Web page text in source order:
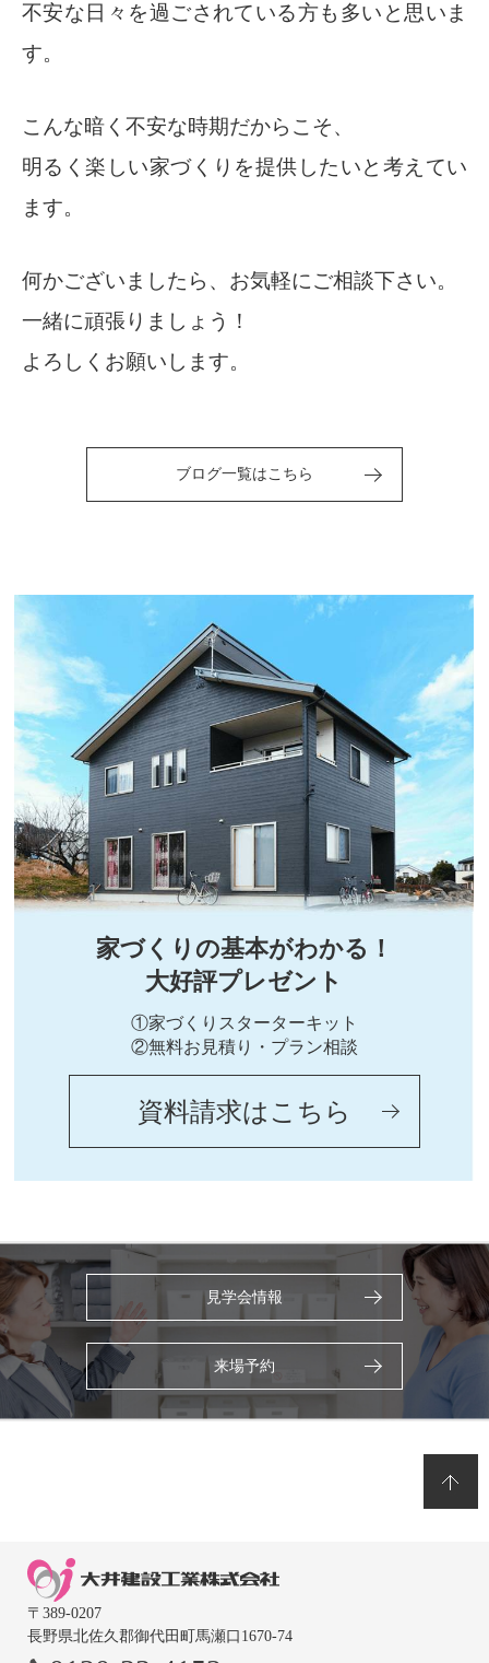
不安な日々を過ごされている方も多いと思いま
す。
こんな暗く不安な時期だからこそ、
明るく楽しい家づくりを提供したいと考えてい
ます。
何かございましたら、お気軽にご相談下さい。
一緒に頑張りましょう！
よろしくお願いします。
ブログ一覧はこちら
家づくりの基本がわかる！
大好評プレゼント
①家づくりスターターキット
②無料お見積り・プラン相談
資料請求はこちら
見学会情報
来場予約
〒389-0207
長野県北佐久郡御代田町馬瀬口1670-74